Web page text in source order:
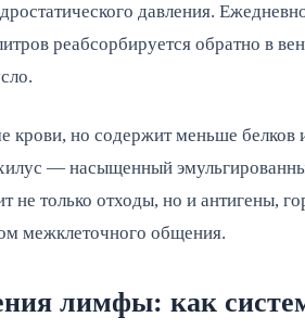
давления.
реабсорбируется обратно в
крови, но содержит меньше
хилус — насыщенный
не только отходы, но и антигены,
межклеточного общения.
лимфы: как